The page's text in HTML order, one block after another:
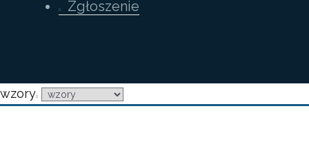
Zgłoszenie
wzory